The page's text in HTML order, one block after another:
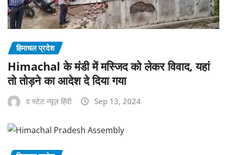
हिमाचल प्रदेश
Himachal के मंडी में मस्जिद को लेकर विवाद, यहां
तो तोड़ने का आदेश दे दिया गया
द स्टेट न्यूज़ हिंदी Sep 13, 2024